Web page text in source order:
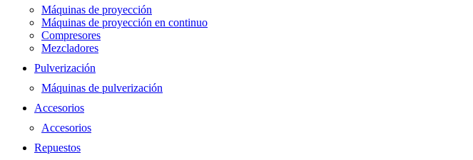
Máquinas de proyección
Máquinas de proyección en continuo
Compresores
Mezcladores
Pulverización
Máquinas de pulverización
Accesorios
Accesorios
Repuestos